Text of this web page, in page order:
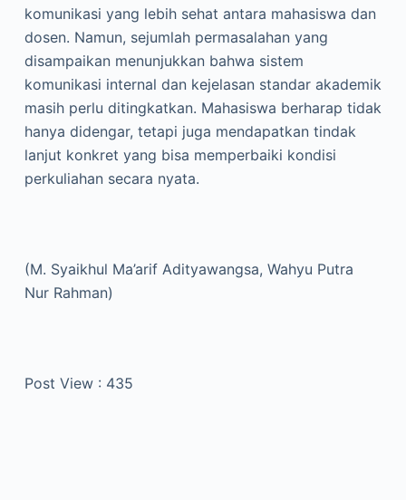
komunikasi yang lebih sehat antara mahasiswa dan
dosen. Namun, sejumlah permasalahan yang
disampaikan menunjukkan bahwa sistem
komunikasi internal dan kejelasan standar akademik
masih perlu ditingkatkan. Mahasiswa berharap tidak
hanya didengar, tetapi juga mendapatkan tindak
lanjut konkret yang bisa memperbaiki kondisi
perkuliahan secara nyata.
(M. Syaikhul Ma’arif Adityawangsa, Wahyu Putra
Nur Rahman)
Post View : 435